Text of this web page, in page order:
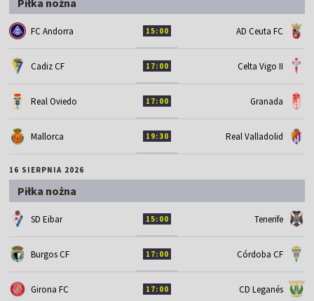
FC Andorra 15:00 AD Ceuta FC
Cadiz CF 17:00 Celta Vigo II
Real Oviedo 17:00 Granada
Mallorca 19:30 Real Valladolid
16 SIERPNIA 2026
Piłka nożna
SD Eibar 15:00 Tenerife
Burgos CF 17:00 Córdoba CF
Girona FC 17:00 CD Leganés